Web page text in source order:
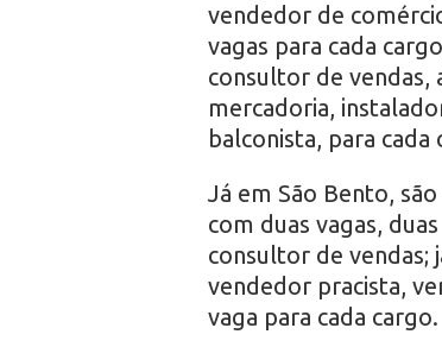
vendedor de
vagas para cada
consultor de vendas,
mercadoria,
balconista, para
Já em São Bento,
com duas vagas,
consultor de vendas;
vendedor pracista,
vaga para cada cargo.